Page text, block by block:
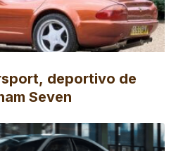
deportivo de
Seven